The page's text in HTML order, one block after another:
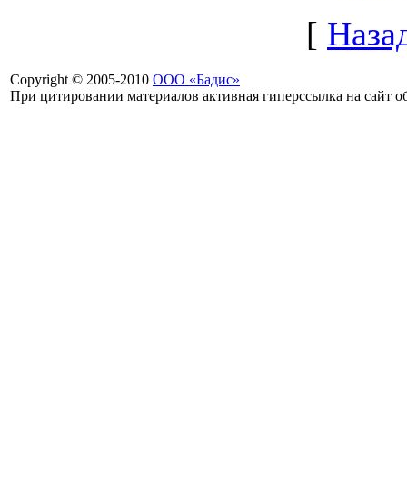
[
Copyright © 2005-2010 ООО «Бадис»
При цитировании материалов активная гиперссылка на сайт